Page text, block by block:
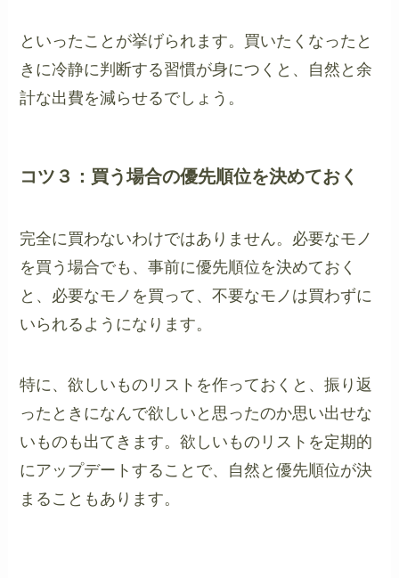
といったことが挙げられます。買いたくなったと
きに冷静に判断する習慣が身につくと、自然と余
計な出費を減らせるでしょう。
コツ３：買う場合の優先順位を決めておく
完全に買わないわけではありません。必要なモノ
を買う場合でも、事前に優先順位を決めておく
と、必要なモノを買って、不要なモノは買わずに
いられるようになります。
特に、欲しいものリストを作っておくと、振り返
ったときになんで欲しいと思ったのか思い出せな
いものも出てきます。欲しいものリストを定期的
にアップデートすることで、自然と優先順位が決
まることもあります。